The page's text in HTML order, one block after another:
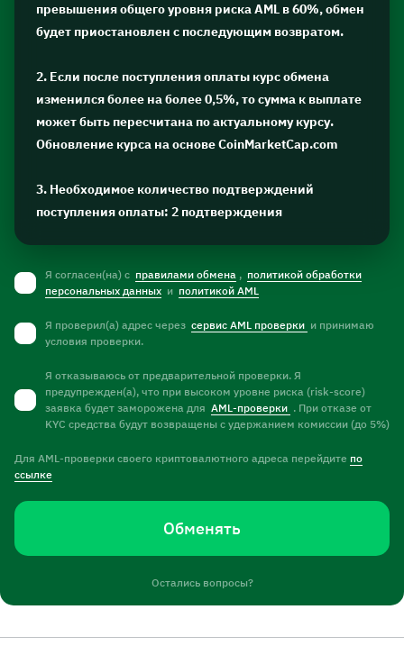
превышения общего уровня риска AML в 60%, обмен
будет приостановлен с последующим возвратом.
2. Если после поступления оплаты курс обмена
изменился более на более 0,5%, то сумма к выплате
может быть пересчитана по актуальному курсу.
Обновление курса на основе CoinMarketCap.com
3. Необходимое количество подтверждений
поступления оплаты: 2 подтверждения
Я согласен(на) с правилами обмена , политикой обработки
персональных данных и политикой AML
Я проверил(а) адрес через сервис AML проверки и принимаю
условия проверки.
Я отказываюсь от предварительной проверки. Я
предупрежден(а), что при высоком уровне риска (risk-score)
заявка будет заморожена для AML-проверки . При отказе от
KYC средства будут возвращены с удержанием комиссии (до 5%)
Для AML-проверки своего криптовалютного адреса перейдите по
ссылке
Обменять
Остались вопросы?